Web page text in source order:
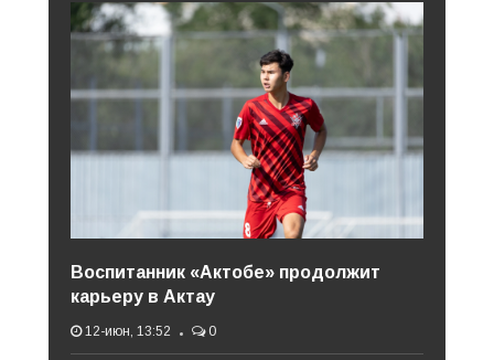
Воспитанник «Актобе» продолжит
карьеру в Актау
12-июн, 13:52 0